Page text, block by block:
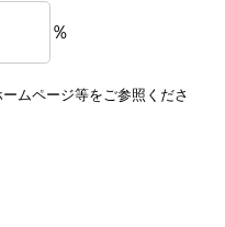
％
ムページ等をご参照くださ